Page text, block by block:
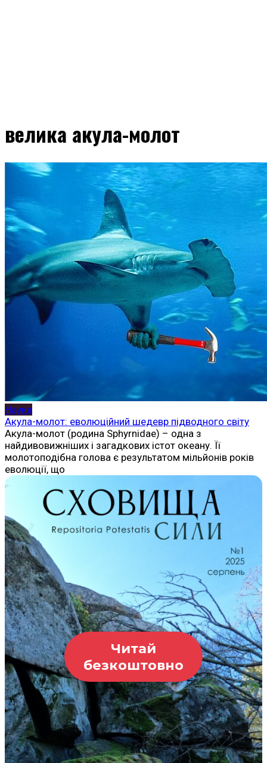
велика акула-молот
Наука
Акула-молот: еволюційний шедевр підводного світу
Акула-молот (родина Sphyrnidae) – одна з
найдивовижніших і загадкових істот океану. Її
молотоподібна голова є результатом мільйонів років
еволюції, що
Читай
безкоштовно